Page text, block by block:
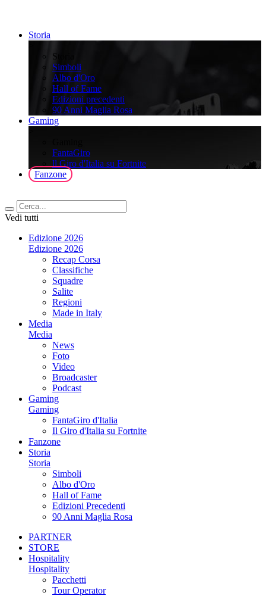
Storia
Storia
Simboli
Albo d'Oro
Hall of Fame
Edizioni precedenti
90 Anni Maglia Rosa
Gaming
FantaGiro
ll Giro d'Italia su Fortnite
Fanzone
Vedi tutti
Edizione 2026
Edizione 2026
Recap Corsa
Classifiche
Squadre
Salite
Regioni
Made in Italy
Media
Media
News
Foto
Video
Broadcaster
Podcast
Gaming
Gaming
FantaGiro d'Italia
Il Giro d'Italia su Fortnite
Fanzone
Storia
Storia
Simboli
Albo d'Oro
Hall of Fame
Edizioni Precedenti
90 Anni Maglia Rosa
PARTNER
STORE
Hospitality
Hospitality
Pacchetti
Tour Operator